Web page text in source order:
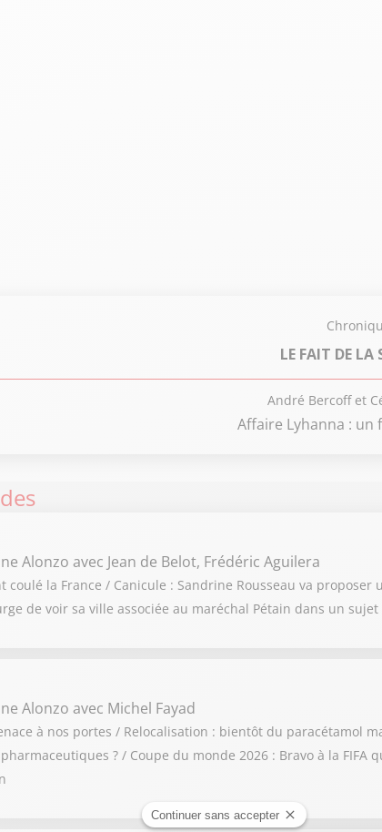
LE FAIT DE LA
André Bercoff et
Affaire Lyhanna : un
Alonzo avec Jean de Belot, Frédéric Aguilera
coulé la France / Canicule : Sandrine Rousseau va
de voir sa ville associée au maréchal Pétain dans un sujet
Alonzo avec Michel Fayad
à nos portes / Relocalisation : bientôt du paracétamol
? / Coupe du monde 2026 : Bravo à la